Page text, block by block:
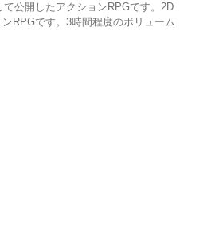
公開したアクションRPGです。2D
RPGです。3時間程度のボリューム